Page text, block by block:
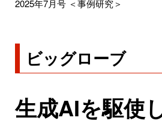
2025年7月号 ＜事例研究＞
ビッグローブ
生成AIを駆使